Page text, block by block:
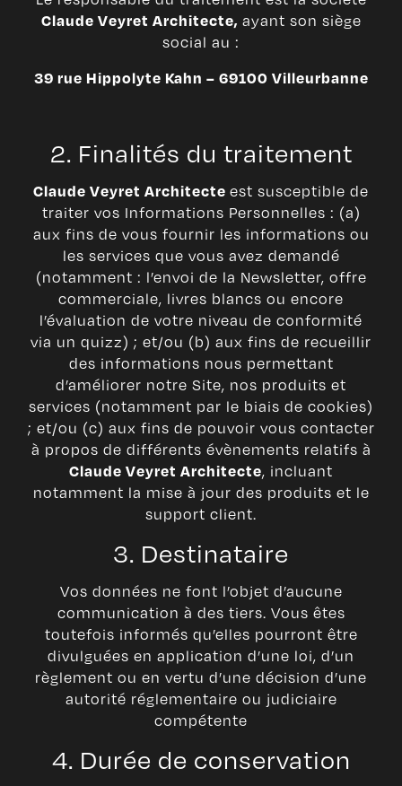
Claude Veyret Architecte, ayant son siège
social au :
39 rue Hippolyte Kahn – 69100 Villeurbanne
2. Finalités du traitement
Claude Veyret Architecte est susceptible de
traiter vos Informations Personnelles : (a)
aux fins de vous fournir les informations ou
les services que vous avez demandé
(notamment : l’envoi de la Newsletter, offre
commerciale, livres blancs ou encore
l’évaluation de votre niveau de conformité
via un quizz) ; et/ou (b) aux fins de recueillir
des informations nous permettant
d’améliorer notre Site, nos produits et
services (notamment par le biais de cookies)
; et/ou (c) aux fins de pouvoir vous contacter
à propos de différents évènements relatifs à
Claude Veyret Architecte, incluant
notamment la mise à jour des produits et le
support client.
3. Destinataire
Vos données ne font l’objet d’aucune
communication à des tiers. Vous êtes
toutefois informés qu’elles pourront être
divulguées en application d’une loi, d’un
règlement ou en vertu d’une décision d’une
autorité réglementaire ou judiciaire
compétente
4. Durée de conservation